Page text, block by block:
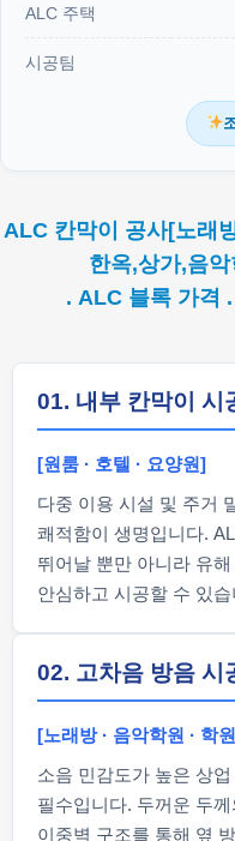
ALC 주택
시공팀
ALC 칸막이 공사[노래
한옥,상가,음
. ALC 블록 가격
01. 내부 칸막이 시
[원룸 · 호텔 · 요양원]
다중 이용 시설 및 주거
쾌적함이 생명입니다.
뛰어날 뿐만 아니라 유
안심하고 시공할 수 있습
02. 고차음 방음 시
[노래방 · 음악학원 · 학
소음 민감도가 높은 상
필수입니다. 두꺼운 두
이중벽 구조를 통해 옆